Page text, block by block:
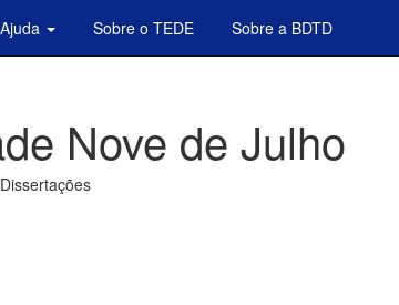
Ajuda Sobre o TEDE Sobre a BDTD
Nove de Julho